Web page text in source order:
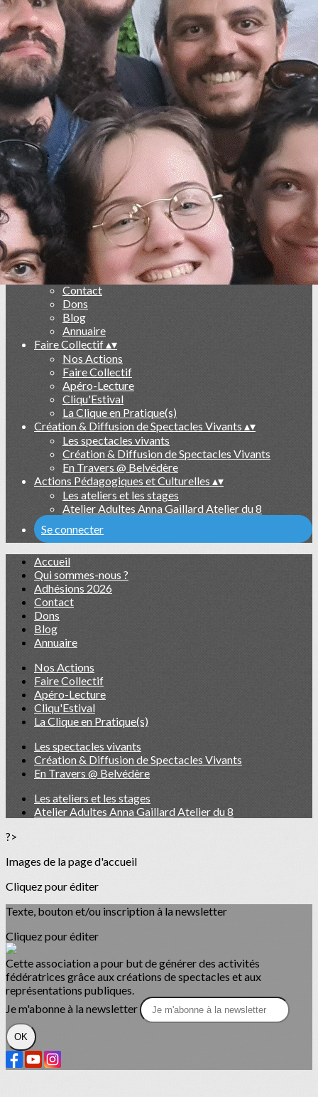
Menu
<
>
Les spectacles vivants
Création & Diffusion de Spectacles Vivants
En Travers @ Belvédère
Ajoutez un logo, un bouton, des réseaux sociaux
Cliquez pour éditer
Collectif La grosse Clique▴▾
Accueil
Qui sommes-nous ?
Adhésions 2026
Contact
Dons
Blog
Annuaire
Faire Collectif▴▾
Nos Actions
Faire Collectif
Apéro-Lecture
Cliqu'Estival
La Clique en Pratique(s)
Création & Diffusion de Spectacles Vivants ▴▾
Les spectacles vivants
Création & Diffusion de Spectacles Vivants
En Travers @ Belvédère
Actions Pédagogiques et Culturelles ▴▾
Les ateliers et les stages
Atelier Adultes Anna Gaillard Atelier du 8
Se connecter
Accueil
Qui sommes-nous ?
Adhésions 2026
Contact
Dons
Blog
Annuaire
Nos Actions
Faire Collectif
Apéro-Lecture
Cliqu'Estival
La Clique en Pratique(s)
Les spectacles vivants
Création & Diffusion de Spectacles Vivants
En Travers @ Belvédère
Les ateliers et les stages
Atelier Adultes Anna Gaillard Atelier du 8
?>
Images de la page d'accueil
Cliquez pour éditer
Texte, bouton et/ou inscription à la newsletter
Cliquez pour éditer
Cette association a pour but de générer des activités
fédératrices grâce aux créations de spectacles et aux
représentations publiques.
Je m'abonne à la newsletter
OK